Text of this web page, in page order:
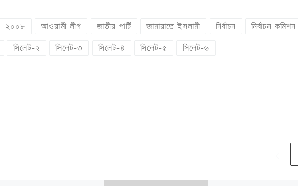
২০০৮ আওয়ামী লীগ জাতীয় পার্টি জামায়াতে ইসলামী নির্বাচন নির্বাচন কমিশন
সিলেট-২ সিলেট-৩ সিলেট-৪ সিলেট-৫ সিলেট-৬